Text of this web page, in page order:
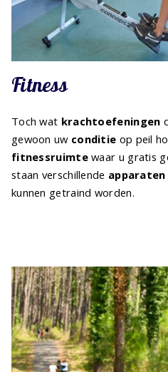
Fitness
Toch wat krachtoefeningen
gewoon uw conditie op peil
fitnessruimtewaar u gratis
staan verschillende apparaten
kunnen getraind worden.